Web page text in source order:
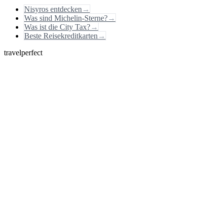
Nisyros entdecken →
Was sind Michelin-Sterne?→
Was ist die City Tax?→
Beste Reisekreditkarten →
travelperfect